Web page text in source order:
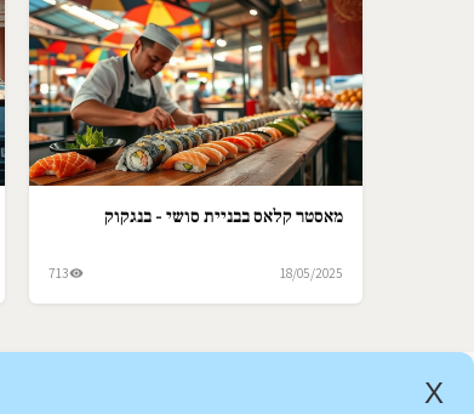
מאסטר קלאס בבניית סושי - בנגקוק
18/05/2025
713
X